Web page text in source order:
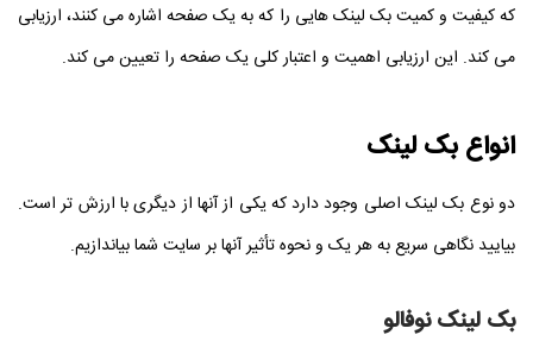
که کیفیت و کمیت بک لینک هایی را که به یک صفحه اشاره می کنند، ارزیابی
می کند. این ارزیابی اهمیت و اعتبار کلی یک صفحه را تعیین می کند.
انواع بک لینک
دو نوع بک لینک اصلی وجود دارد که یکی از آنها از دیگری با ارزش تر است.
بیایید نگاهی سریع به هر یک و نحوه تأثیر آنها بر سایت شما بیاندازیم.
بک لینک نوفالو